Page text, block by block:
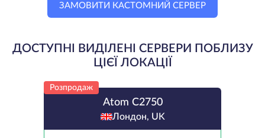
ЗАМОВИТИ КАСТОМНИЙ СЕРВЕР
ДОСТУПНІ ВИДІЛЕНІ СЕРВЕРИ ПОБЛИЗУ
ЦІЄЇ ЛОКАЦІЇ
Розпродаж
Atom C2750
Лондон, UK